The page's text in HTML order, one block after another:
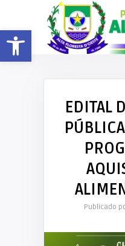
Barra de Ferramentas Aberta
EDITAL
Publicado